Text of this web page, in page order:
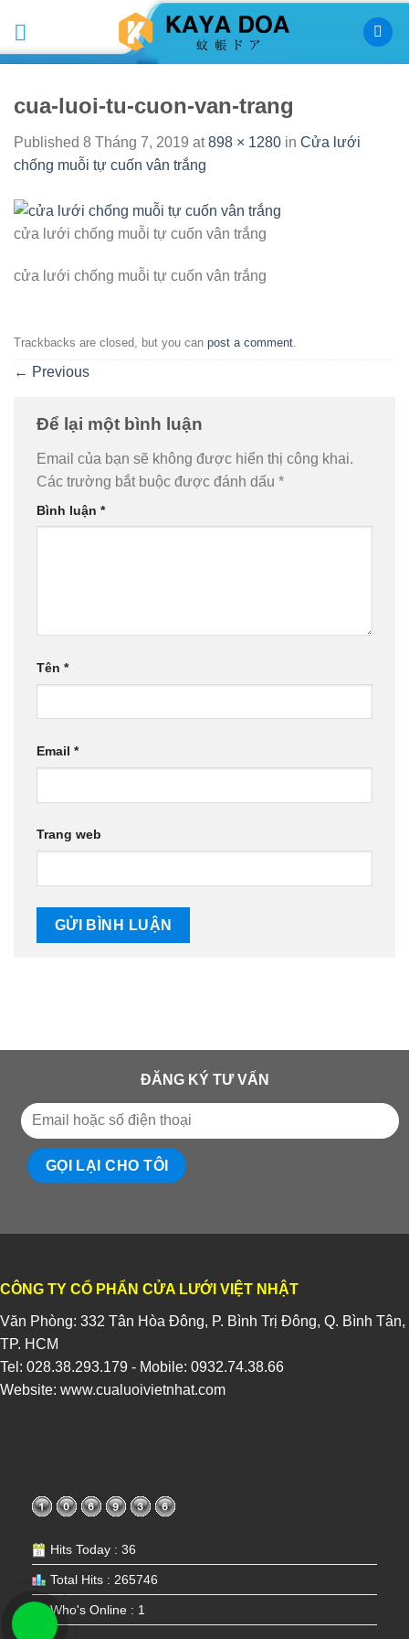
content
cua-luoi-tu-cuon-van-trang
Published 8 Tháng 7, 2019 at898 × 1280 in Cửa lưới
chống muỗi tự cuốn vân trắng
cửa lưới chống muỗi tự cuốn vân trắng
cửa lưới chống muỗi tự cuốn vân trắng
Trackbacks are closed, but you can post a comment.
← Previous
Để lại một bình luận
Email của bạn sẽ không được hiển thị công khai.
Các trường bắt buộc được đánh dấu *
Bình luận *
Tên *
Email *
Trang web
ĐĂNG KÝ TƯ VẤN
CÔNG TY CỔ PHẨN CỬA LƯỚI VIỆT NHẬT
Văn Phòng: 332 Tân Hòa Đông, P. Bình Trị Đông, Q. Bình Tân,
TP. HCM
Tel: 028.38.293.179 - Mobile: 0932.74.38.66
Website: www.cualuoivietnhat.com
Hits Today : 36
Total Hits : 265746
Who's Online : 1